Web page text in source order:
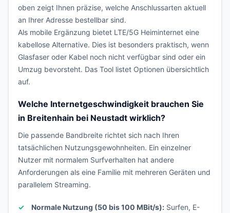
oben zeigt Ihnen präzise, welche Anschlussarten aktuell
an Ihrer Adresse bestellbar sind.
Als mobile Ergänzung bietet LTE/5G Heiminternet eine
kabellose Alternative. Dies ist besonders praktisch, wenn
Glasfaser oder Kabel noch nicht verfügbar sind oder ein
Umzug bevorsteht. Das Tool listet Optionen übersichtlich
auf.
Welche Internetgeschwindigkeit brauchen Sie
in Breitenhain bei Neustadt wirklich?
Die passende Bandbreite richtet sich nach Ihren
tatsächlichen Nutzungsgewohnheiten. Ein einzelner
Nutzer mit normalem Surfverhalten hat andere
Anforderungen als eine Familie mit mehreren Geräten und
parallelem Streaming.
Normale Nutzung (50 bis 100 MBit/s): Surfen, E-